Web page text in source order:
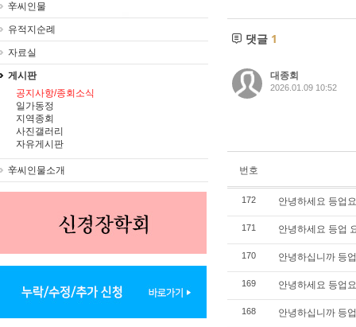
辛씨인물
유적지순례
자료실
게시판
공지사항/종회소식
일가동정
지역종회
사진갤러리
자유게시판
辛씨인물소개
댓글 1
대종회
2026.01.09 10:52
번호
172 안녕하세요 등업
171 안녕하세요 등업
170 안녕하십니까 등
169 안녕하세요 등업
168 안녕하십니까 등